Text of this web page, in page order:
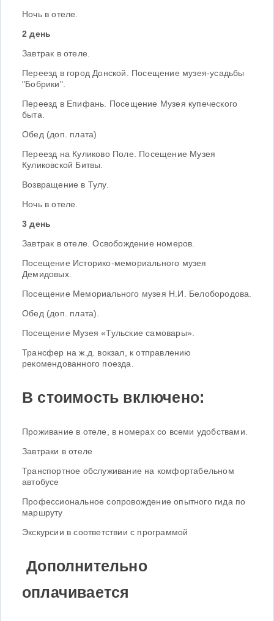
Ночь в отеле.
2 день
Завтрак в отеле.
Переезд в город Донской. Посещение музея-усадьбы
"Бобрики".
Переезд в Епифань. Посещение Музея купеческого
быта.
Обед (доп. плата)
Переезд на Куликово Поле. Посещение Музея
Куликовской Битвы.
Возвращение в Тулу.
Ночь в отеле.
3 день
Завтрак в отеле. Освобождение номеров.
Посещение Историко-мемориального музея
Демидовых.
Посещение Мемориального музея Н.И. Белобородова.
Обед (доп. плата).
Посещение Музея «Тульские самовары».
Трансфер на ж.д. вокзал, к отправлению
рекомендованного поезда.
В стоимость включено:
Проживание в отеле, в номерах со всеми удобствами.
Завтраки в отеле
Транспортное обслуживание на комфортабельном
автобусе
Профессиональное сопровождение опытного гида по
маршруту
Экскурсии в соответствии с программой
Дополнительно
оплачивается